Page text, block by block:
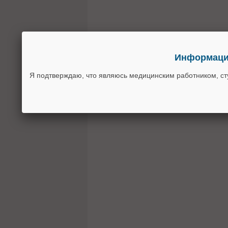
Я подтверждаю, что являюсь медицинским работником,